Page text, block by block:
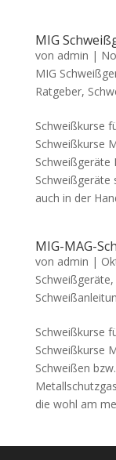
MIG
von admin |
MIG
Ratgeber,
Schweißkurse
Schweißkurse
Schweißgeräte
Schweißgeräte
auch in der
MIG-MAG-
von admin |
Schweißgeräte,
Schweißkurse
Schweißkurse
Schweißen bzw.
die wohl am